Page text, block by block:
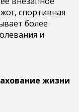
спортивная
более
и
жизни